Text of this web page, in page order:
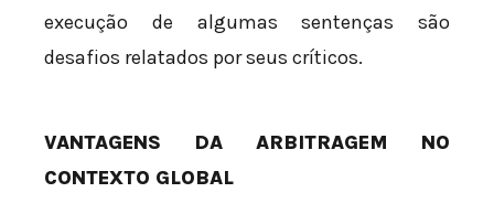
execução de algumas sentenças são
desafios relatados por seus críticos.
VANTAGENS DA ARBITRAGEM NO
CONTEXTO GLOBAL